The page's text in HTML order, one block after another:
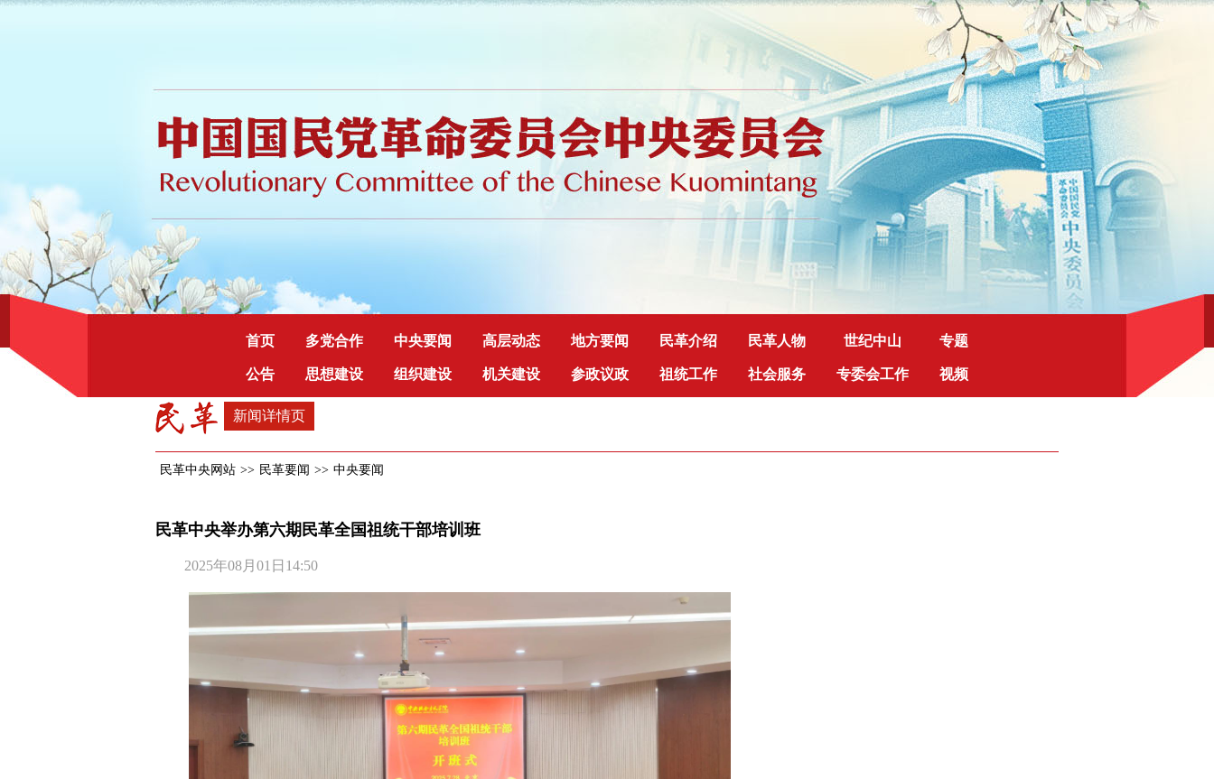
首页 多党合作 中央要闻 高层动态 地方要闻 民革介绍 民革人物 世纪中山 专题
公告 思想建设 组织建设 机关建设 参政议政 祖统工作 社会服务 专委会工作 视频
新闻详情页
民革中央网站 >> 民革要闻 >> 中央要闻
民革中央举办第六期民革全国祖统干部培训班
2025年08月01日14:50